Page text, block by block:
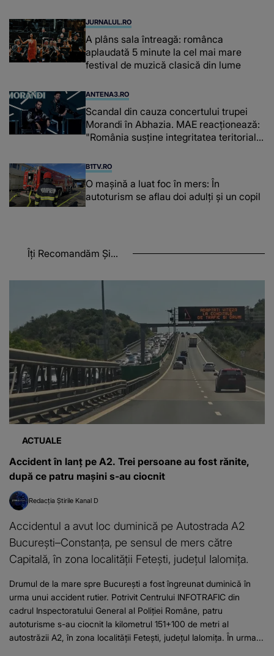
JURNALUL.RO
A plâns sala întreagă: românca
aplaudată 5 minute la cel mai mare
festival de muzică clasică din lume
ANTENA3.RO
Scandal din cauza concertului trupei
Morandi în Abhazia. MAE reacționează:
"România susține integritatea teritorială
B1TV.RO
O maşină a luat foc în mers: În
autoturism se aflau doi adulți și un copil
Îți Recomandăm Și...
ACTUALE
Accident în lanț pe A2. Trei persoane au fost rănite,
după ce patru mașini s-au ciocnit
Redacția Știrile Kanal D
Accidentul a avut loc duminică pe Autostrada A2
București–Constanța, pe sensul de mers către
Capitală, în zona localității Fetești, județul Ialomița.
Drumul de la mare spre București a fost îngreunat duminică în
urma unui accident rutier. Potrivit Centrului INFOTRAFIC din
cadrul Inspectoratului General al Poliției Române, patru
autoturisme s-au ciocnit la kilometrul 151+100 de metri al
autostrăzii A2, în zona localității Fetești, județul Ialomița. În urma...